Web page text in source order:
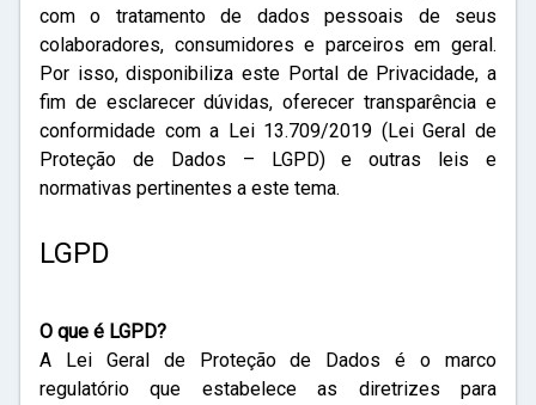
com o tratamento de dados pessoais de seus
colaboradores, consumidores e parceiros em geral.
Por isso, disponibiliza este Portal de Privacidade, a
fim de esclarecer dúvidas, oferecer transparência e
conformidade com a Lei 13.709/2019 (Lei Geral de
Proteção de Dados – LGPD) e outras leis e
normativas pertinentes a este tema.
LGPD
O que é LGPD?
A Lei Geral de Proteção de Dados é o marco
regulatório que estabelece as diretrizes para